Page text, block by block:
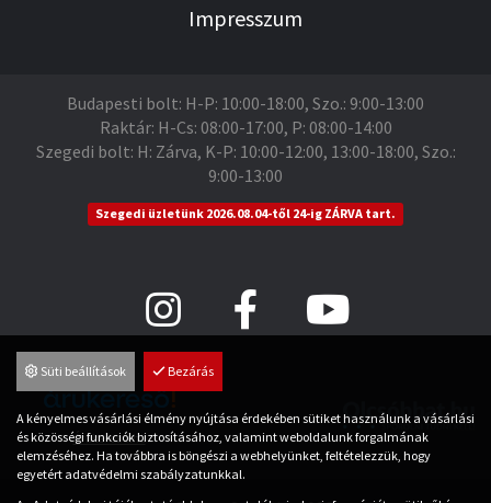
Impresszum
Budapesti bolt: H-P: 10:00-18:00, Szo.: 9:00-13:00
Raktár: H-Cs: 08:00-17:00, P: 08:00-14:00
Szegedi bolt: H: Zárva, K-P: 10:00-12:00, 13:00-18:00, Szo.:
9:00-13:00
Szegedi üzletünk 2026.08.04-től 24-ig ZÁRVA tart.
Árukereső.hu
Süti beállítások Bezárás
A kényelmes vásárlási élmény nyújtása érdekében sütiket használunk a vásárlási
és közösségi funkciók biztosításához, valamint weboldalunk forgalmának
elemzéséhez. Ha továbbra is böngészi a webhelyünket, feltételezzük, hogy
egyetért adatvédelmi szabályzatunkkal.